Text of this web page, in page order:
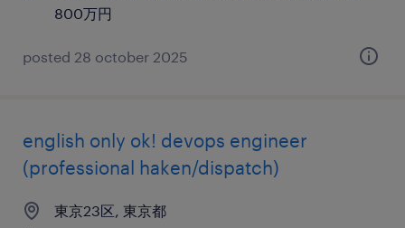
800万円
posted 28 october 2025
english only ok! devops engineer
(professional haken/dispatch)
東京23区, 東京都